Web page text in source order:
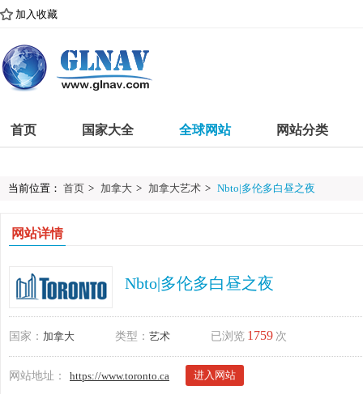
加入收藏
首页 国家大全 全球网站 网站分类
当前位置： 首页 > 加拿大 > 加拿大艺术 > Nbto|多伦多白昼之夜
网站详情
Nbto|多伦多白昼之夜
国家： 加拿大 类型： 艺术 已浏览 1759 次
网站地址： https://www.toronto.ca 进入网站